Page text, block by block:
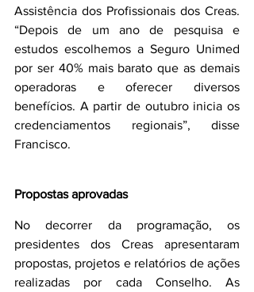
Assistência dos Profissionais dos Creas.
“Depois de um ano de pesquisa e
estudos escolhemos a Seguro Unimed
por ser 40% mais barato que as demais
operadoras e oferecer diversos
benefícios. A partir de outubro inicia os
credenciamentos regionais”, disse
Francisco.
Propostas aprovadas
No decorrer da programação, os
presidentes dos Creas apresentaram
propostas, projetos e relatórios de ações
realizadas por cada Conselho. As